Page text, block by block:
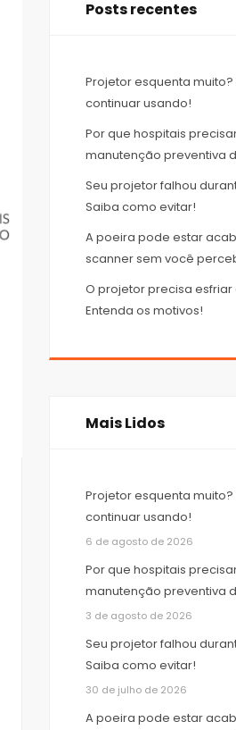
Posts recentes
Projetor esquenta
continuar usando!
Por que hospitais
manutenção preventiva
Seu projetor falhou
Saiba como evitar!
A poeira pode estar
scanner sem você
O projetor precisa
Entenda os motivos!
Mais Lidos
Projetor esquenta
continuar usando!
6 de agosto de 2026
Por que hospitais
manutenção preventiva
3 de agosto de 2026
Seu projetor falhou
Saiba como evitar!
30 de julho de 2026
A poeira pode estar